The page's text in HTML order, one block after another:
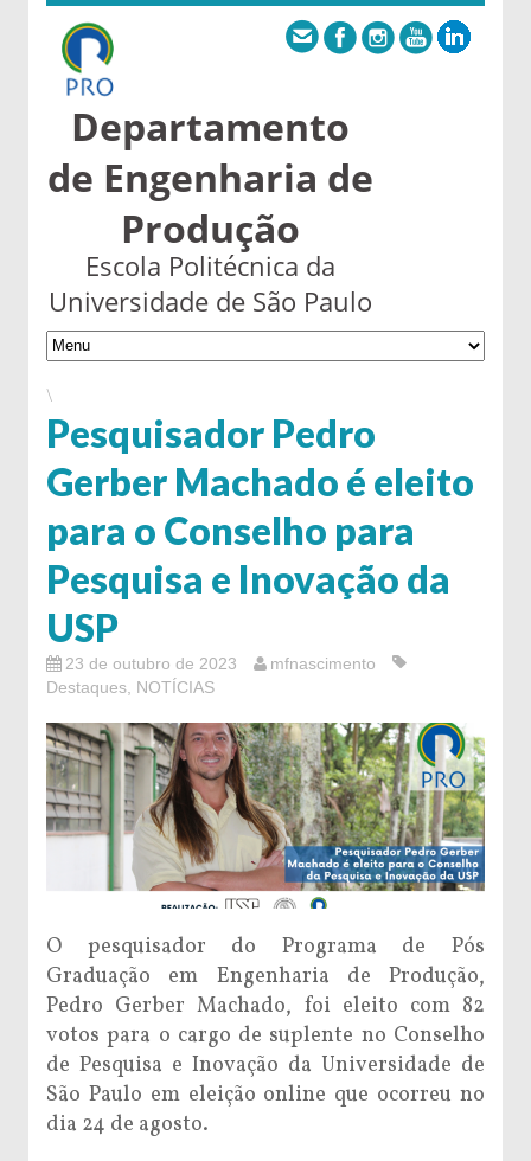
Departamento
de Engenharia de
Produção
Escola Politécnica da
Universidade de São Paulo
\
Pesquisador Pedro
Gerber Machado é eleito
para o Conselho para
Pesquisa e Inovação da
USP
23 de outubro de 2023
mfnascimento
Destaques NOTÍCIAS
O pesquisador do Programa de Pós
Graduação em Engenharia de Produção,
Pedro Gerber Machado, foi eleito com 82
votos para o cargo de suplente no Conselho
de Pesquisa e Inovação da Universidade de
São Paulo em eleição online que ocorreu no
dia 24 de agosto.